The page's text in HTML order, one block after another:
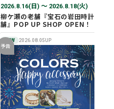
2026.8.16(日) 〜 2026.8.18(火)
柳ケ瀬の老舗『宝石の岩田時計
舗』POP UP SHOP OPEN！
NEW 2026.08.05UP
予告